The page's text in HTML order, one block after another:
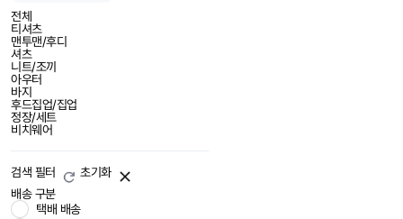
전체
티셔츠
맨투맨/후디
셔츠
니트/조끼
아우터
바지
후드집업/집업
정장/세트
비치웨어
검색 필터
초기화
배송 구분
택배 배송